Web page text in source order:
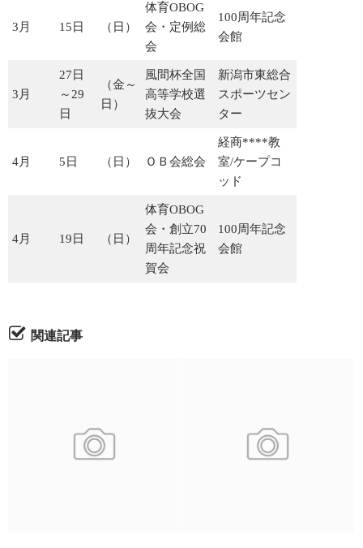
3月 15日 （日）
体育OBOG
会・定例総
会
100周年記念
会館
3月
27日
～29
日
（金～
日）
風間杯全国
高等学校選
抜大会
新潟市東総合
スポーツセン
ター
4月 5日 （日） ＯＢ会総会
経商****教
室/ケープコ
ッド
4月 19日 （日）
体育OBOG
会・創立70
周年記念祝
賀会
100周年記念
会館
関連記事